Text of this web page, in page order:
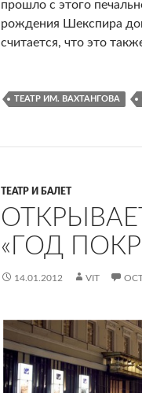
прошло с этого
рождения Шекспира
считается, что это
ТЕАТР ИМ. ВАХТАНГОВА
ТЕАТР И БАЛЕТ
«ГОД
14.01.2012 VIT